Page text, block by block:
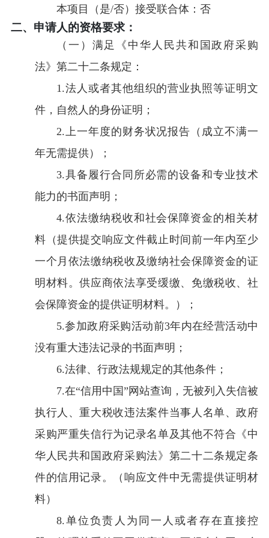
本项目（是/否）接受联合体： 否
二、申请人的资格要求：
（一）满足《中华人民共和国政府采购
法》第二十二条规定：
1.法人或者其他组织的营业执照等证明文
件，自然人的身份证明；
2.上一年度的财务状况报告（成立不满一
年无需提供）；
3.具备履行合同所必需的设备和专业技术
能力的书面声明；
4.依法缴纳税收和社会保障资金的相关材
料（提供提交响应文件截止时间前一年内至少
一个月依法缴纳税收及缴纳社会保障资金的证
明材料。供应商依法享受缓缴、免缴税收、社
会保障资金的提供证明材料。）；
5.参加政府采购活动前3年内在经营活动中
没有重大违法记录的书面声明；
6.法律、行政法规规定的其他条件；
7.在“信用中国”网站查询，无被列入失信被
执行人、重大税收违法案件当事人名单、政府
采购严重失信行为记录名单及其他不符合《中
华人民共和国政府采购法》第二十二条规定条
件的信用记录。（响应文件中无需提供证明材
料）
8.单位负责人为同一人或者存在直接控